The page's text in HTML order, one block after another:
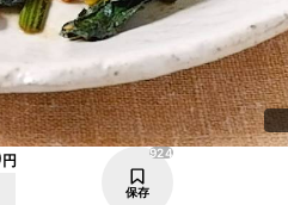
円 924
保存